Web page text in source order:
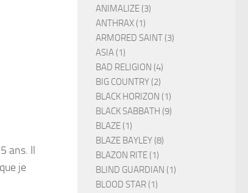
ans. Il
je
ANIMALIZE (3)
ANTHRAX (1)
ARMORED SAINT (3)
ASIA (1)
BAD RELIGION (4)
BIG COUNTRY (2)
BLACK HORIZON (1)
BLACK SABBATH (9)
BLAZE (1)
BLAZE BAYLEY (8)
BLAZON RITE (1)
BLIND GUARDIAN (1)
BLOOD STAR (1)